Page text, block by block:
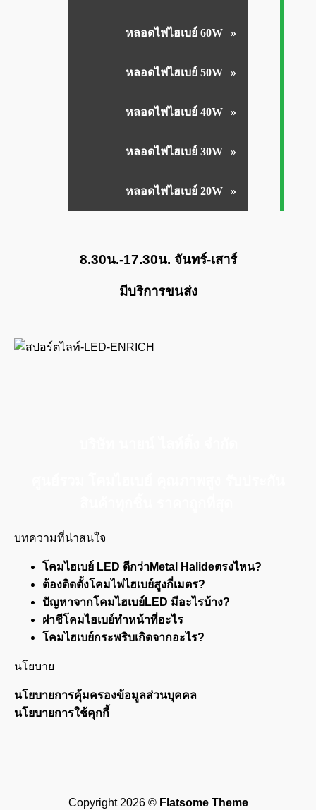
หลอดไฟไฮเบย์ 60W
หลอดไฟไฮเบย์ 50W
หลอดไฟไฮเบย์ 40W
หลอดไฟไฮเบย์ 30W
หลอดไฟไฮเบย์ 20W
8.30น.-17.30น. จันทร์-เสาร์
มีบริการขนส่ง
บทความที่น่าสนใจ
โคมไฮเบย์ LED ดีกว่าMetal Halideตรงไหน?
ต้องติดตั้งโคมไฟไฮเบย์สูงกี่เมตร?
ปัญหาจากโคมไฮเบย์LED มีอะไรบ้าง?
ฝาชีโคมไฮเบย์ทำหน้าที่อะไร
โคมไฮเบย์กระพริบเกิดจากอะไร?
นโยบาย
นโยบายการคุ้มครองข้อมูลส่วนบุคคล
นโยบายการใช้คุกกี้
On
Copyright 2026 © Flatsome Theme